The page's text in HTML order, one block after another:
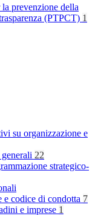
prevenzione della
(PTPCT) 1
su organizzazione e
22
strategico-
codice di condotta 7
e imprese 1